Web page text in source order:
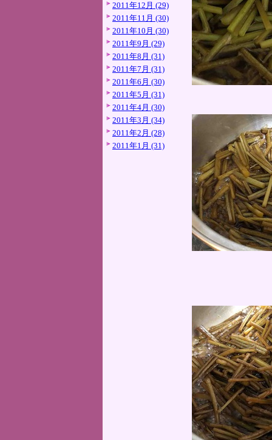
2011年12月 (29)
2011年11月 (30)
2011年10月 (30)
2011年9月 (29)
2011年8月 (31)
2011年7月 (31)
2011年6月 (30)
2011年5月 (31)
2011年4月 (30)
2011年3月 (34)
2011年2月 (28)
2011年1月 (31)